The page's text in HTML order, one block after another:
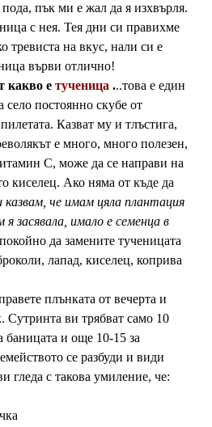
пък ми е жал да я изхвърля.
с нея. Тея дни си правихме
тревиста на вкус, нали си е
върви отлично!
какво е тученица ...това е един
село постоянно скубе от
Казват му и тлъстига,
е много, много полезен,
С, може да се направи на
киселец. Ако няма от къде да
казвам, че имам цяла плантация
засявала, имало е семенца в
да замените тученицата
лапад, киселец, коприва
плънката от вечерта и
Сутринта ви трябват само 10
баницата и още 10-15 за
се разбуди и види
гледа с такова умиление, че: